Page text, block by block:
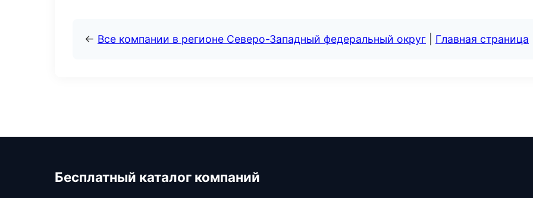
← Все компании в регионе Северо-Западный федеральный округ Главная страница
Бесплатный каталог компаний